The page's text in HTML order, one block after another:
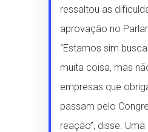
ressaltou as
aprovação no
“Estamos sim
muita coisa, mas
empresas que
passam pelo
reação”, disse.